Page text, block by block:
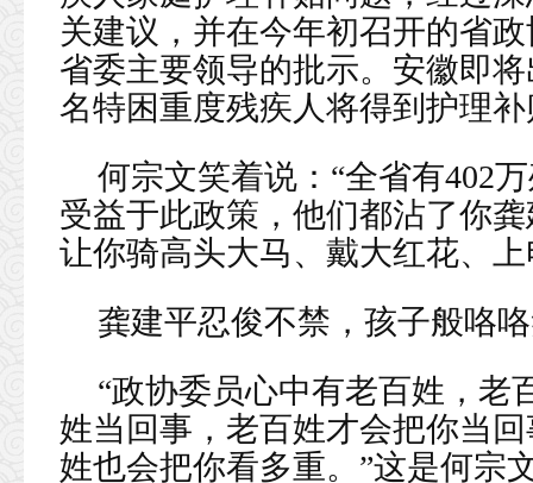
关建议，并在今年初召开的省
省委主要领导的批示。安徽即
名特困重度残疾人将得到护理
何宗文笑着说：“全省有402
受益于此政策，他们都沾了你
让你骑高头大马、戴大红花、上
龚建平忍俊不禁，孩子般咯
“政协委员心中有老百姓，老
姓当回事，老百姓才会把你当
姓也会把你看多重。”这是何宗